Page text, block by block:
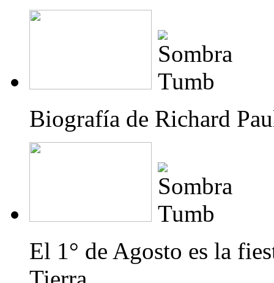
Biografía de Richard
El 1° de Agosto es la